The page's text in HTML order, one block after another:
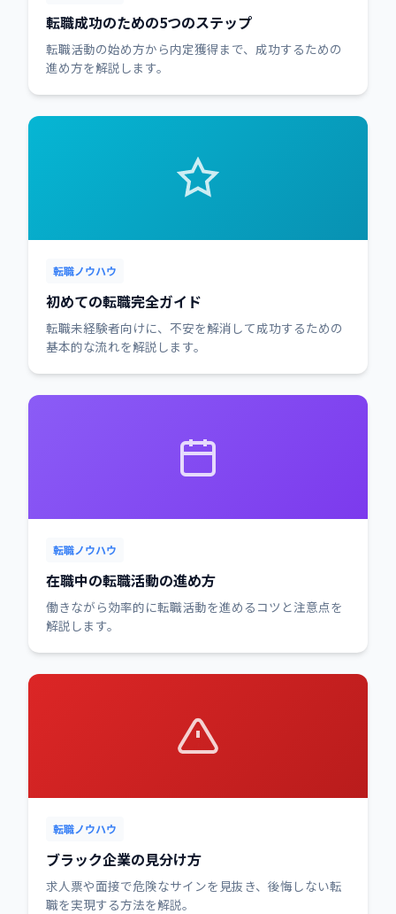
転職成功のための5つのステップ
転職活動の始め方から内定獲得まで、成功するための
進め方を解説します。
転職ノウハウ
初めての転職完全ガイド
転職未経験者向けに、不安を解消して成功するための
基本的な流れを解説します。
転職ノウハウ
在職中の転職活動の進め方
働きながら効率的に転職活動を進めるコツと注意点を
解説します。
転職ノウハウ
ブラック企業の見分け方
求人票や面接で危険なサインを見抜き、後悔しない転
職を実現する方法を解説。